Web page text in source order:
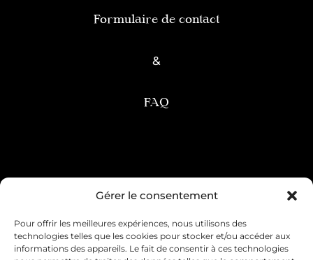
Gérer le consentement
Pour offrir les meilleures expériences, nous utilisons des
technologies telles que les cookies pour stocker et/ou accéder aux
informations des appareils. Le fait de consentir à ces technologies
Formulaire de contact
&
FAQ
Condition générale de vente
Mentions légales Livraison & retour